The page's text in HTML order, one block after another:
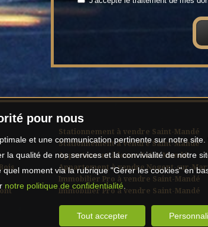
Stationnement à vendre Saint-Mandé
Stationnement à vendre Saint-Mandé
Appartement à louer Saint-Mandé
Appartement à vendre Nogent-sur-
Immobilier Pro à vendre Saint-Mandé
Immobilier Pro à vendre Saint-Mandé
pour nous
et une communication pertinente sur notre
qualité de nos services et la convivialité de notre
moment via la rubrique "Gérer les cookies" en
notre politique de confidentialité
Tout accepter